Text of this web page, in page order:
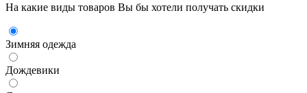
На какие виды товаров Вы бы хотели получать скидки
Зимняя одежда
Дождевики